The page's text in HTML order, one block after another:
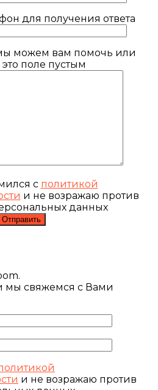
для получения ответа
можем вам помочь или
это поле пустым
с политикой
и не возражаю против
данных
мы свяжемся с Вами
и не возражаю против